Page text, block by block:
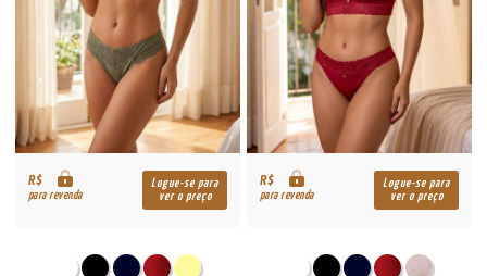
R$
para revenda
Logue-se para
ver o preço
R$
para revenda
Logue-se para
ver o preço